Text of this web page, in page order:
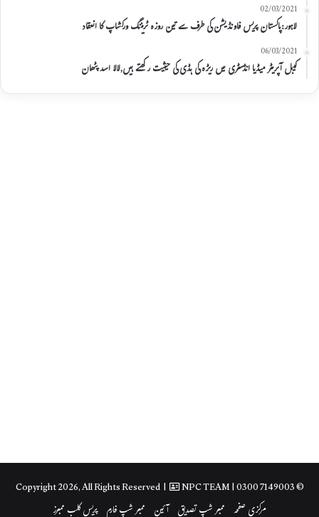
02/03/2021
لاہور:پاکستان پریس فاونڈیشن کی طرف سے تین روزہ ٹریننگ ورکشاپ کا انعقاد
06/03/2021
کیبل آپریٹر میڈیا انڈسٹری میں ریڑہ کی ہڈی کی حیثیت رکھتے ہیں,لالا اسد پٹھان
© Copyright 2026, All Rights Reserved |
NPC TEAM| 0300 7149003
مرکزی صفحہ ممبر شپ تصدیق آئین ممبر شپ فارم پریس کلب ممبرز